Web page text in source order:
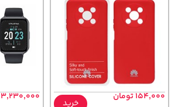
154,000 تومان
خرید
3,230,000 تومان